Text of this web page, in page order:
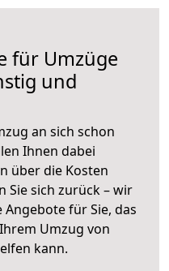
für Umzüge
und
an sich schon
Ihnen dabei
über die Kosten
Sie sich zurück – wir
für Sie, das
Umzug von
kann.